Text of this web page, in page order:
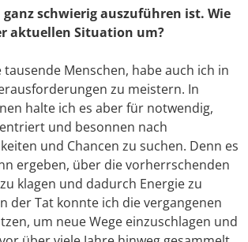
schwierig auszuführen ist. Wie
aktuellen Situation um?
tausende Menschen, habe auch ich in
zu meistern. In
halte ich es aber für notwendig,
und besonnen nach
und Chancen zu suchen. Denn es
ergeben, über die vorherrschenden
klagen und dadurch Energie zu
der Tat konnte ich die vergangenen
um neue Wege einzuschlagen und